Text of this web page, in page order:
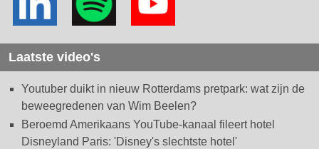
Laatste video's
Youtuber duikt in nieuw Rotterdams pretpark: wat zijn de
beweegredenen van Wim Beelen?
Beroemd Amerikaans YouTube-kanaal fileert hotel
Disneyland Paris: 'Disney's slechtste hotel'